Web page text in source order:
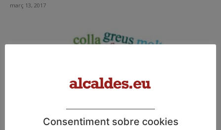
març 13, 2017
Consentiment sobre cookies